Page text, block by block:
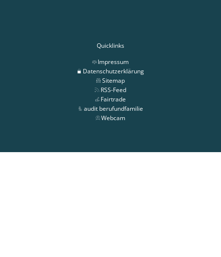
Quicklinks
Impressum
Datenschutzerklärung
Sitemap
RSS-Feed
Fairtrade
audit berufundfamilie
Webcam